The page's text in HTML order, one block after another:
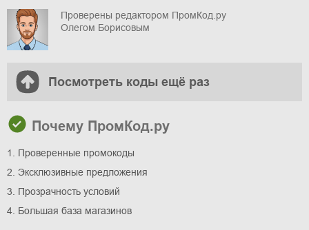
Проверены редактором ПромКод.ру
Олегом Борисовым
Посмотреть коды ещё раз
Почему ПромКод.ру
1. Проверенные промокоды
2. Эксклюзивные предложения
3. Прозрачность условий
4. Большая база магазинов